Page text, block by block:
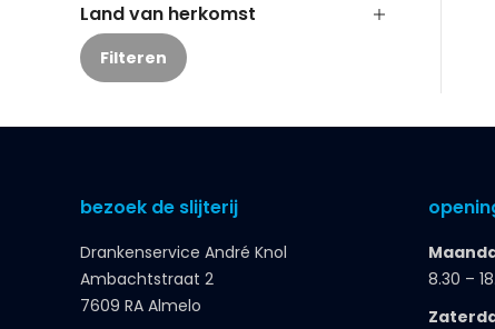
Land van herkomst
Filteren
bezoek de slijterij
Drankenservice André Knol
Ambachtstraat 2
7609 RA Almelo
8.30 –